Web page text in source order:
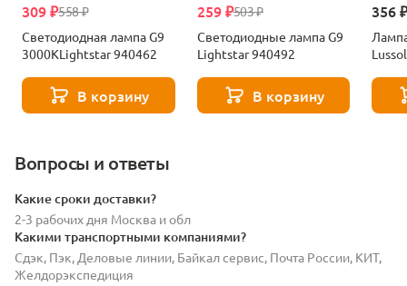
558 ₽
309 ₽
Светодиодная лампа G9
3000KLightstar 940462
В корзину
503 ₽
259 ₽
Светодиодные лампа G9
Lightstar 940492
В корзину
356
Вопросы и ответы
Какие сроки доставки?
2-3 рабочих дня Москва и обл
Какими транспортными компаниями?
Сдэк, Пэк, Деловые линии, Байкал сервис, Почта России, КИТ,
Желдорэкспедиция